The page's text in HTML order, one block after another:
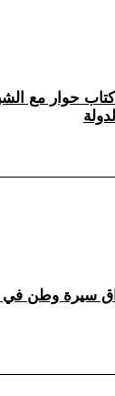
حوار مع
سيرة وطن